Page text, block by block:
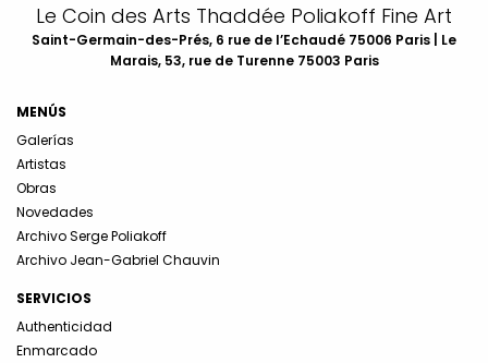
Le Coin des Arts Thaddée Poliakoff Fine Art
Saint-Germain-des-Prés, 6 rue de l’Echaudé 75006 Paris | Le
Marais, 53, rue de Turenne 75003 Paris
MENÚS
Galerías
Artistas
Obras
Novedades
Archivo Serge Poliakoff
Archivo Jean-Gabriel Chauvin
SERVICIOS
Authenticidad
Enmarcado